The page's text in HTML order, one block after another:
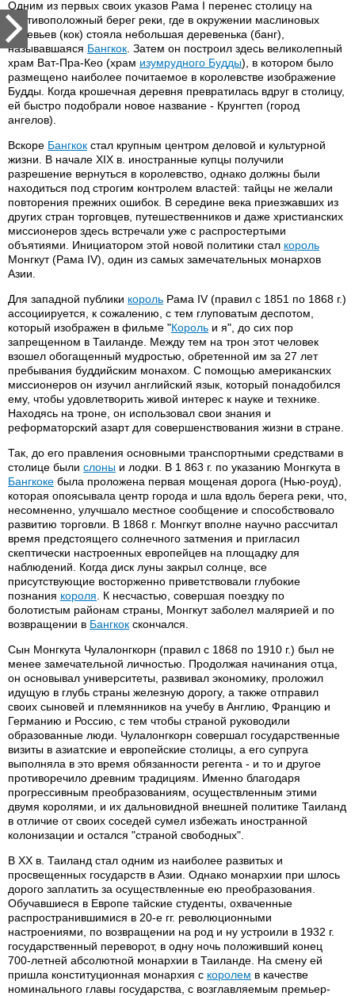
Одним из первых своих указов Рама I перенес столицу на
противоположный берег реки, где в окружении маслиновых
деревьев (кок) стояла небольшая деревенька (банг),
называвшаяся Бангкок . Затем он построил здесь великолепный
храм Ват-Пра-Кео (храм изумрудного Будды), в котором было
размещено наиболее почитаемое в королевстве изображение
Будды. Когда крошечная деревня превратилась вдруг в столицу,
ей быстро подобрали новое название - Крунгтеп (город
ангелов).
Вскоре Бангкок стал крупным центром деловой и культурной
жизни. В начале XIX в. иностранные купцы получили
разрешение вернуться в королевство, однако должны были
находиться под строгим контролем властей: тайцы не желали
повторения прежних ошибок. В середине века приезжавших из
других стран торговцев, путешественников и даже христианских
миссионеров здесь встречали уже с распростертыми
объятиями. Инициатором этой новой политики стал король
Монгкут (Рама IV), один из самых замечательных монархов
Азии.
Для западной публики король Рама IV (правил с 1851 по 1868 г.)
ассоциируется, к сожалению, с тем глуповатым деспотом,
который изображен в фильме "Король и я", до сих пор
запрещенном в Таиланде. Между тем на трон этот человек
взошел обогащенный мудростью, обретенной им за 27 лет
пребывания буддийским монахом. С помощью американских
миссионеров он изучил английский язык, который понадобился
ему, чтобы удовлетворить живой интерес к науке и технике.
Находясь на троне, он использовал свои знания и
реформаторский азарт для совершенствования жизни в стране.
Так, до его правления основными транспортными средствами в
столице были слоны и лодки. В 1 863 г. по указанию Монгкута в
Бангкоке была проложена первая мощеная дорога (Нью-роуд),
которая опоясывала центр города и шла вдоль берега реки, что,
несомненно, улучшало местное сообщение и способствовало
развитию торговли. В 1868 г. Монгкут вполне научно рассчитал
время предстоящего солнечного затмения и пригласил
скептически настроенных европейцев на площадку для
наблюдений. Когда диск луны закрыл солнце, все
присутствующие восторженно приветствовали глубокие
познания короля . К несчастью, совершая поездку по
болотистым районам страны, Монгкут заболел малярией и по
возвращении в Бангкок скончался.
Сын Монгкута Чулалонгкорн (правил с 1868 по 1910 г.) был не
менее замечательной личностью. Продолжая начинания отца,
он основывал университеты, развивал экономику, проложил
идущую в глубь страны железную дорогу, а также отправил
своих сыновей и племянников на учебу в Англию, Францию и
Германию и Россию, с тем чтобы страной руководили
образованные люди. Чулалонгкорн совершал государственные
визиты в азиатские и европейские столицы, а его супруга
выполняла в это время обязанности регента - и то и другое
противоречило древним традициям. Именно благодаря
прогрессивным преобразованиям, осуществленным этими
двумя королями, и их дальновидной внешней политике Таиланд
в отличие от своих соседей сумел избежать иностранной
колонизации и остался "страной свободных".
В XX в. Таиланд стал одним из наиболее развитых и
просвещенных государств в Азии. Однако монархии при шлось
дорого заплатить за осуществленные ею преобразования.
Обучавшиеся в Европе тайские студенты, охваченные
распространившимися в 20-е гг. революционными
настроениями, по возвращении на род и ну устроили в 1932 г.
государственный переворот, в одну ночь положивший конец
700-летней абсолютной монархии в Таиланде. На смену ей
пришла конституционная монархия с королем в качестве
номинального главы государства, с возглавляемым премьер-